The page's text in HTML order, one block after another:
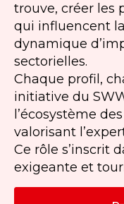
trouve, créer les
qui influencent
dynamique
sectorielles.
Chaque profil,
initiative du
l’écosystème
valorisant
Ce rôle s’inscrit
exigeante et